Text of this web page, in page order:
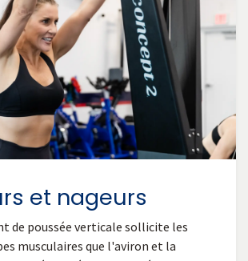
et nageurs
de poussée verticale sollicite les
musculaires que l'aviron et la